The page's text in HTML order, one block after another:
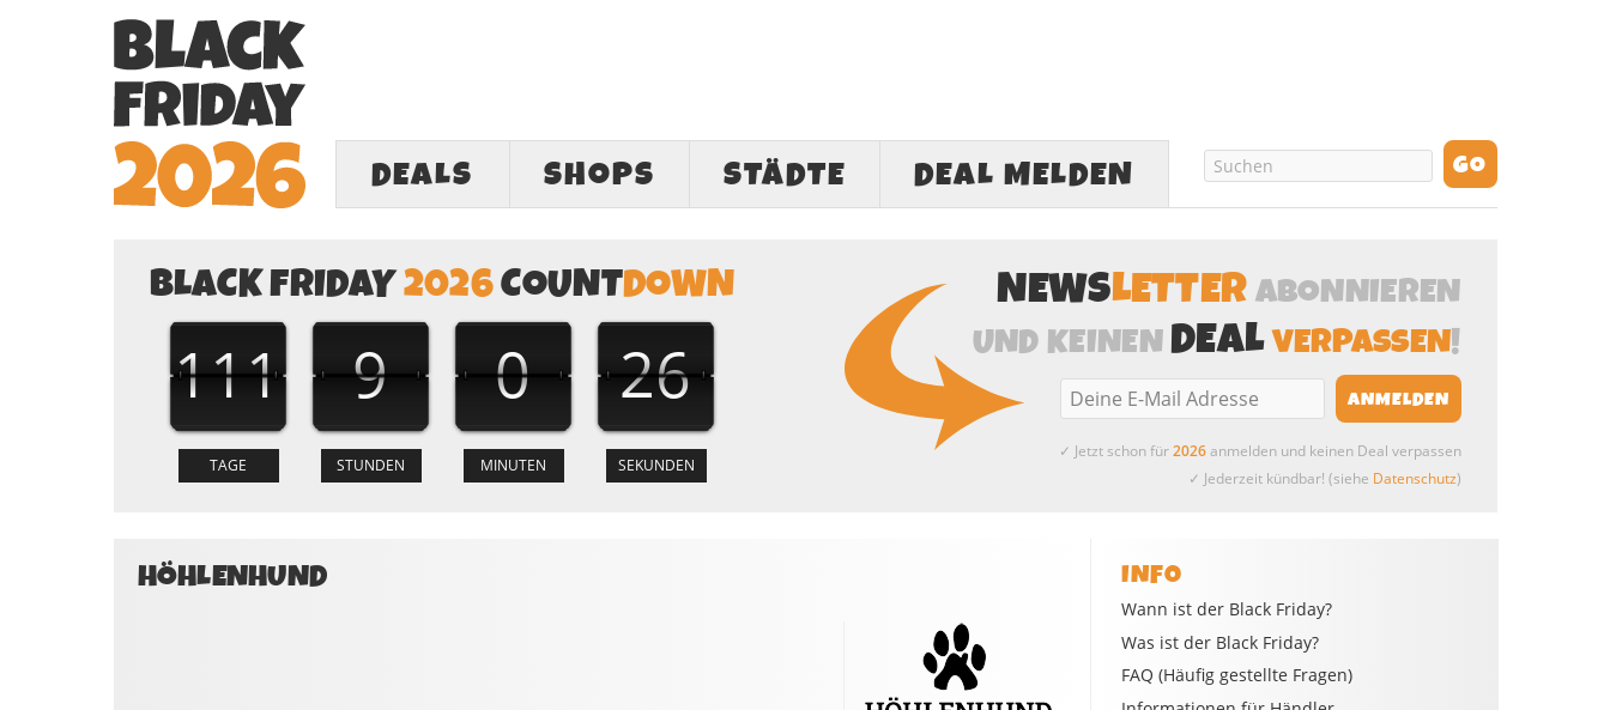
DEALS SHOPS STÄDTE DEAL MELDEN
BLACK FRIDAY2026COUNTDOWN
111 9 0 25
NEWSLETTERABONNIEREN
UND KEINENDEALVERPASSEN!
✓ Jetzt schon für2026anmelden und keinen Deal verpassen
✓ Jederzeit kündbar! (siehe Datenschutz)
HÖHLENHUND INFO
Wann ist der Black Friday?
Was ist der Black Friday?
FAQ (Häufig gestellte Fragen)